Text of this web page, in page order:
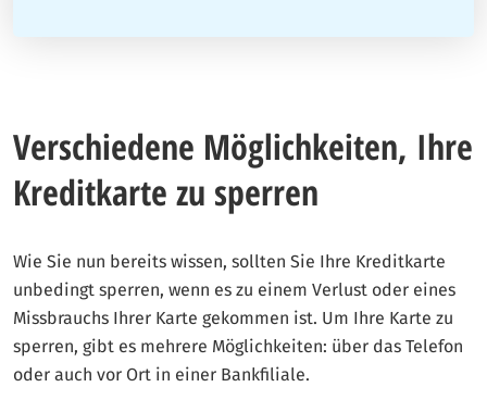
Verschiedene Möglichkeiten, Ihre
Kreditkarte zu sperren
Wie Sie nun bereits wissen, sollten Sie Ihre Kreditkarte
unbedingt sperren, wenn es zu einem Verlust oder eines
Missbrauchs Ihrer Karte gekommen ist. Um Ihre Karte zu
sperren, gibt es mehrere Möglichkeiten: über das Telefon
oder auch vor Ort in einer Bankfiliale.